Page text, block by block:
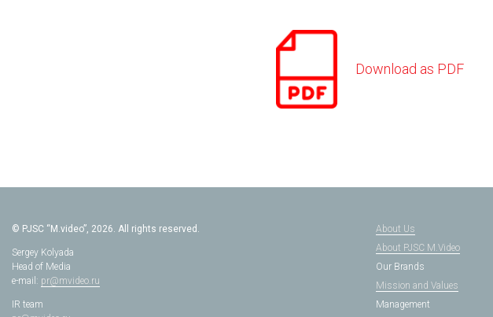
Download as PDF
© PJSC “M.video”, 2026. All rights reserved.
Sergey Kolyada
Head of Media
e-mail: pr@mvideo.ru
IR team
About Us
About PJSC M.Video
Our Brands
Mission and Values
Management